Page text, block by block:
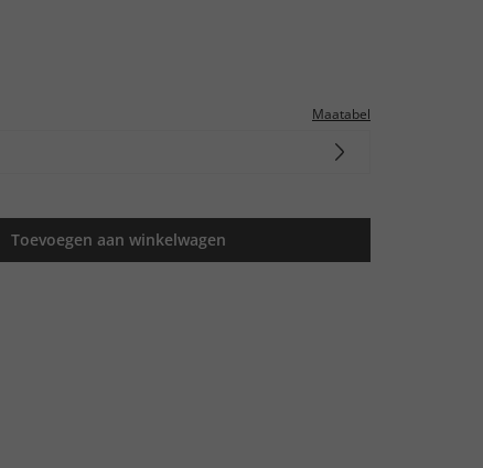
Maatabel
Toevoegen aan winkelwagen